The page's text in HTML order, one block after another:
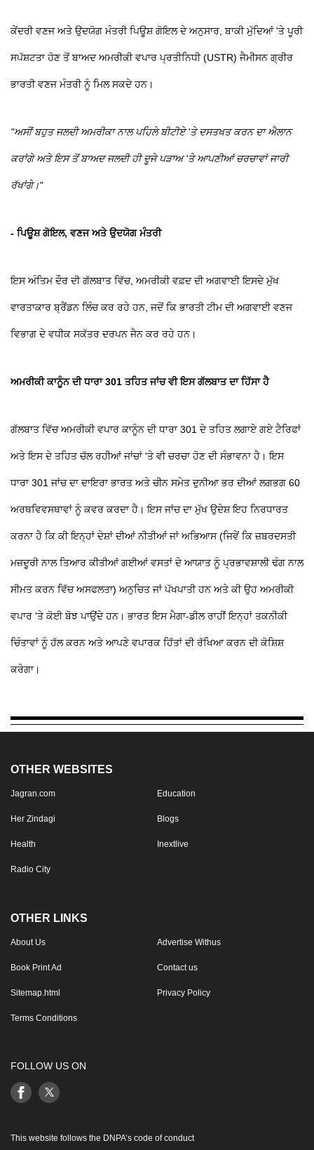
ਕੇਂਦਰੀ ਵਣਜ ਅਤੇ ਉਦਯੋਗ ਮੰਤਰੀ ਪਿਊਸ਼ ਗੋਇਲ ਦੇ ਅਨੁਸਾਰ, ਬਾਕੀ ਮੁੱਦਿਆਂ 'ਤੇ ਪੂਰੀ
ਸਪੱਸ਼ਟਤਾ ਹੋਣ ਤੋਂ ਬਾਅਦ ਅਮਰੀਕੀ ਵਪਾਰ ਪ੍ਰਤੀਨਿਧੀ (USTR) ਜੈਮੀਸਨ ਗ੍ਰੀਰ
ਭਾਰਤੀ ਵਣਜ ਮੰਤਰੀ ਨੂੰ ਮਿਲ ਸਕਦੇ ਹਨ।
"ਅਸੀਂ ਬਹੁਤ ਜਲਦੀ ਅਮਰੀਕਾ ਨਾਲ ਪਹਿਲੇ ਬੀਟੀਏ 'ਤੇ ਦਸਤਖਤ ਕਰਨ ਦਾ ਐਲਾਨ
ਕਰਾਂਗੇ ਅਤੇ ਇਸ ਤੋਂ ਬਾਅਦ ਜਲਦੀ ਹੀ ਦੂਜੇ ਪੜਾਅ 'ਤੇ ਆਪਣੀਆਂ ਚਰਚਾਵਾਂ ਜਾਰੀ
ਰੱਖਾਂਗੇ।"
- ਪਿਊਸ਼ ਗੋਇਲ, ਵਣਜ ਅਤੇ ਉਦਯੋਗ ਮੰਤਰੀ
ਇਸ ਅੰਤਿਮ ਦੌਰ ਦੀ ਗੱਲਬਾਤ ਵਿੱਚ, ਅਮਰੀਕੀ ਵਫ਼ਦ ਦੀ ਅਗਵਾਈ ਇਸਦੇ ਮੁੱਖ
ਵਾਰਤਾਕਾਰ ਬ੍ਰੈਂਡਨ ਲਿੰਚ ਕਰ ਰਹੇ ਹਨ, ਜਦੋਂ ਕਿ ਭਾਰਤੀ ਟੀਮ ਦੀ ਅਗਵਾਈ ਵਣਜ
ਵਿਭਾਗ ਦੇ ਵਧੀਕ ਸਕੱਤਰ ਦਰਪਨ ਜੈਨ ਕਰ ਰਹੇ ਹਨ।
ਅਮਰੀਕੀ ਕਾਨੂੰਨ ਦੀ ਧਾਰਾ 301 ਤਹਿਤ ਜਾਂਚ ਵੀ ਇਸ ਗੱਲਬਾਤ ਦਾ ਹਿੱਸਾ ਹੈ
ਗੱਲਬਾਤ ਵਿੱਚ ਅਮਰੀਕੀ ਵਪਾਰ ਕਾਨੂੰਨ ਦੀ ਧਾਰਾ 301 ਦੇ ਤਹਿਤ ਲਗਾਏ ਗਏ ਟੈਰਿਫਾਂ
ਅਤੇ ਇਸ ਦੇ ਤਹਿਤ ਚੱਲ ਰਹੀਆਂ ਜਾਂਚਾਂ 'ਤੇ ਵੀ ਚਰਚਾ ਹੋਣ ਦੀ ਸੰਭਾਵਨਾ ਹੈ। ਇਸ
ਧਾਰਾ 301 ਜਾਂਚ ਦਾ ਦਾਇਰਾ ਭਾਰਤ ਅਤੇ ਚੀਨ ਸਮੇਤ ਦੁਨੀਆ ਭਰ ਦੀਆਂ ਲਗਭਗ 60
ਅਰਥਵਿਵਸਥਾਵਾਂ ਨੂੰ ਕਵਰ ਕਰਦਾ ਹੈ। ਇਸ ਜਾਂਚ ਦਾ ਮੁੱਖ ਉਦੇਸ਼ ਇਹ ਨਿਰਧਾਰਤ
ਕਰਨਾ ਹੈ ਕਿ ਕੀ ਇਨ੍ਹਾਂ ਦੇਸ਼ਾਂ ਦੀਆਂ ਨੀਤੀਆਂ ਜਾਂ ਅਭਿਆਸ (ਜਿਵੇਂ ਕਿ ਜ਼ਬਰਦਸਤੀ
ਮਜ਼ਦੂਰੀ ਨਾਲ ਤਿਆਰ ਕੀਤੀਆਂ ਗਈਆਂ ਵਸਤਾਂ ਦੇ ਆਯਾਤ ਨੂੰ ਪ੍ਰਭਾਵਸ਼ਾਲੀ ਢੰਗ ਨਾਲ
ਸੀਮਤ ਕਰਨ ਵਿੱਚ ਅਸਫਲਤਾ) ਅਨੁਚਿਤ ਜਾਂ ਪੱਖਪਾਤੀ ਹਨ ਅਤੇ ਕੀ ਉਹ ਅਮਰੀਕੀ
ਵਪਾਰ 'ਤੇ ਕੋਈ ਬੋਝ ਪਾਉਂਦੇ ਹਨ। ਭਾਰਤ ਇਸ ਮੈਗਾ-ਡੀਲ ਰਾਹੀਂ ਇਨ੍ਹਾਂ ਤਕਨੀਕੀ
ਚਿੰਤਾਵਾਂ ਨੂੰ ਹੱਲ ਕਰਨ ਅਤੇ ਆਪਣੇ ਵਪਾਰਕ ਹਿੱਤਾਂ ਦੀ ਰੱਖਿਆ ਕਰਨ ਦੀ ਕੋਸ਼ਿਸ਼
ਕਰੇਗਾ।
OTHER WEBSITES
Jagran.com Education
Her Zindagi Blogs
Health Inextlive
Radio City
OTHER LINKS
About Us Advertise Withus
Book Print Ad Contact us
Sitemap.html Privacy Policy
Terms Conditions
FOLLOW US ON
This website follows the DNPA’s code of conduct